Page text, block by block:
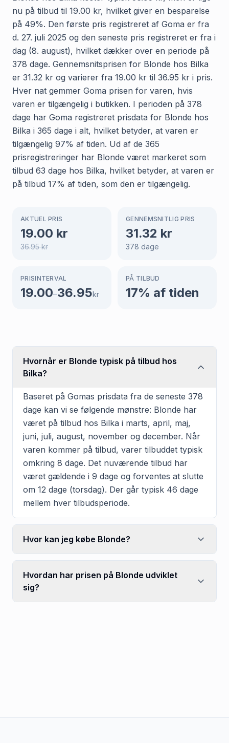
nu på tilbud til 19.00 kr, hvilket giver en besparelse
på 49%. Den første pris registreret af Goma er fra
d. 27. juli 2025 og den seneste pris registreret er fra i
dag (8. august), hvilket dækker over en periode på
378 dage. Gennemsnitsprisen for Blonde hos Bilka
er 31.32 kr og varierer fra 19.00 kr til 36.95 kr i pris.
Hver nat gemmer Goma prisen for varen, hvis
varen er tilgængelig i butikken. I perioden på 378
dage har Goma registreret prisdata for Blonde hos
Bilka i 365 dage i alt, hvilket betyder, at varen er
tilgængelig 97% af tiden. Ud af de 365
prisregistreringer har Blonde været markeret som
tilbud 63 dage hos Bilka, hvilket betyder, at varen er
på tilbud 17% af tiden, som den er tilgængelig.
AKTUEL PRIS
19.00 kr
36.95kr
GENNEMSNITLIG PRIS
31.32 kr
378 dage
PRISINTERVAL
19.00–36.95kr
PÅ TILBUD
17% af tiden
Hvornår er Blonde typisk på tilbud hos
Bilka?
Baseret på Gomas prisdata fra de seneste 378
dage kan vi se følgende mønstre: Blonde har
været på tilbud hos Bilka i marts, april, maj,
juni, juli, august, november og december. Når
varen kommer på tilbud, varer tilbuddet typisk
omkring 8 dage. Det nuværende tilbud har
været gældende i 9 dage og forventes at slutte
om 12 dage (torsdag). Der går typisk 46 dage
mellem hver tilbudsperiode.
Hvor kan jeg købe Blonde?
Hvordan har prisen på Blonde udviklet
sig?